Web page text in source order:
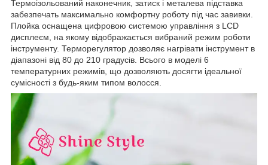
Термоізольований наконечник, затиск і металева підставка
забезпечать максимально комфортну роботу під час завивки.
Плойка оснащена цифровою системою управління з LCD
дисплеєм, на якому відображається вибраний режим роботи
інструменту. Терморегулятор дозволяє нагрівати інструмент в
діапазоні від 80 до 210 градусів. Всього в моделі 6
температурних режимів, що дозволяють досягти ідеальної
сумісності з будь-яким типом волосся.